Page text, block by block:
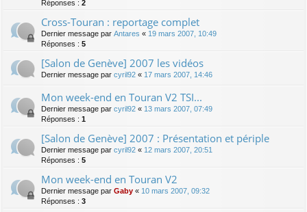
Réponses : 2
Cross-Touran : reportage complet
Dernier message par Antares « 19 mars 2007, 10:49
Réponses : 5
[Salon de Genève] 2007 les vidéos
Dernier message par cyril92 « 17 mars 2007, 14:46
Mon week-end en Touran V2 TSI...
Dernier message par cyril92 « 13 mars 2007, 07:49
Réponses : 1
[Salon de Genève] 2007 : Présentation et périple
Dernier message par cyril92 « 12 mars 2007, 20:51
Réponses : 5
Mon week-end en Touran V2
Dernier message par Gaby « 10 mars 2007, 09:32
Réponses : 3